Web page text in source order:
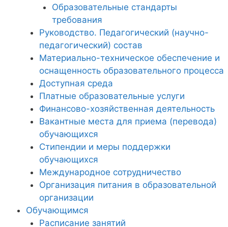
Образовательные стандарты
требования
Руководство. Педагогический (научно-
педагогический) состав
Материально-техническое обеспечение и
оснащенность образовательного процесса
Доступная среда
Платные образовательные услуги
Финансово-хозяйственная деятельность
Вакантные места для приема (перевода)
обучающихся
Стипендии и меры поддержки
обучающихся
Международное сотрудничество
Организация питания в образовательной
организации
Обучающимся
Расписание занятий